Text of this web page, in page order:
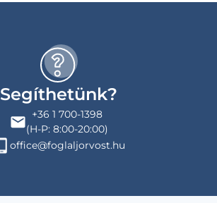
Segíthetünk?
+36 1 700-1398
(H-P: 8:00-20:00)
office@foglaljorvost.hu